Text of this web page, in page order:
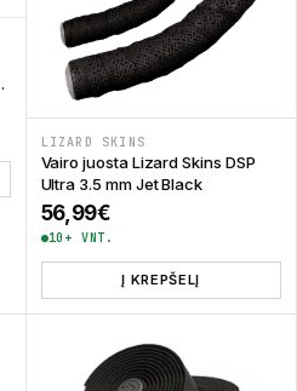
LIZARD SKINS
Vairo juosta Lizard Skins DSP
Ultra 3.5 mm Jet Black
56,99€
10+ VNT.
Į KREPŠELĮ